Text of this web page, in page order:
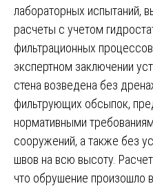
лабораторных испытаний,
расчеты с учетом
фильтрационных
экспертном заключении
стена возведена без
фильтрующих обсыпок,
нормативными
сооружений, а также без
швов на всю высоту.
что обрушение произошло